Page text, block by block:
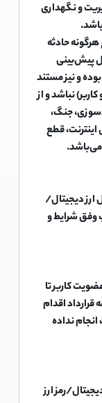
و نگهداری
هرگونه حادثه
پیش‌بینی
و نیز مستند
نباشد و از
جنگ،
قطع
می‌باشد.
دیجیتال/
وفق شرایط و
کاربر تا
اقدام
نداده
رمز ارز